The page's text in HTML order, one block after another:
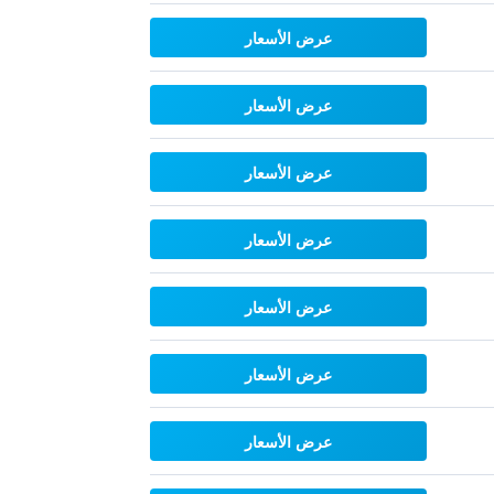
عرض الأسعار
عرض الأسعار
عرض الأسعار
عرض الأسعار
عرض الأسعار
عرض الأسعار
عرض الأسعار